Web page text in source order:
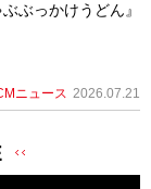
ぶっかけうどん』
ニュース 2026.07.21